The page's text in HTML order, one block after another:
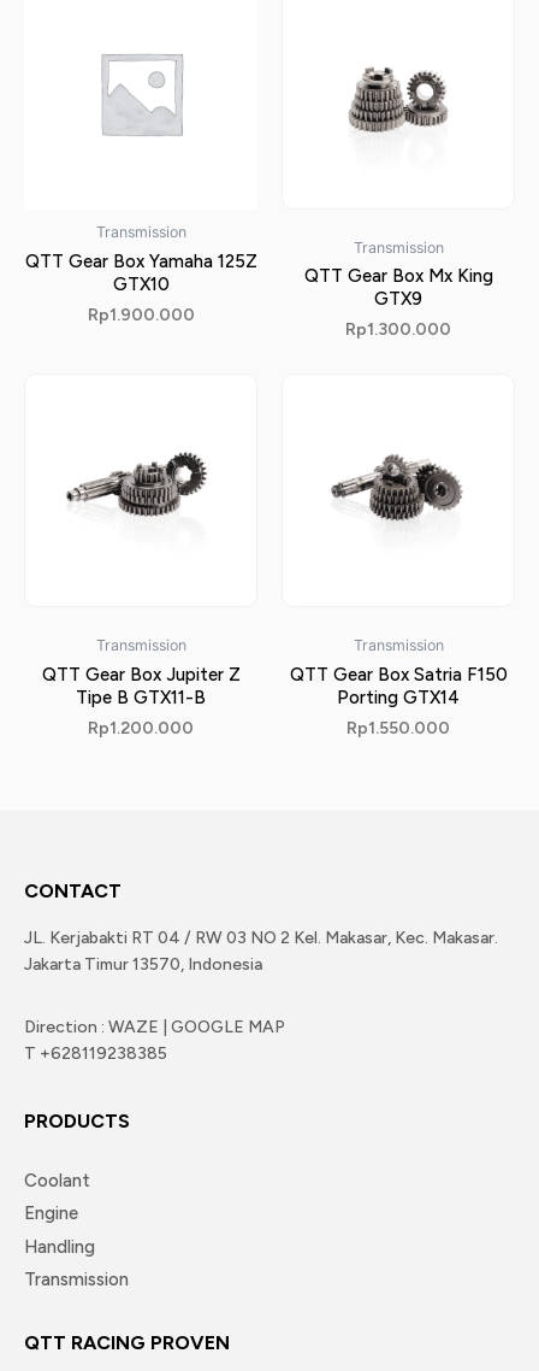
Transmission
QTT Gear Box Yamaha 125Z
GTX10
Rp1.900.000
Transmission
QTT Gear Box Mx King
GTX9
Rp1.300.000
Transmission
QTT Gear Box Jupiter Z
Tipe B GTX11-B
Rp1.200.000
Transmission
QTT Gear Box Satria F150
Porting GTX14
Rp1.550.000
CONTACT
JL. Kerjabakti RT 04 / RW 03 NO 2 Kel. Makasar, Kec. Makasar.
Jakarta Timur 13570, Indonesia
Direction : WAZE | GOOGLE MAP
T +628119238385
PRODUCTS
Coolant
Engine
Handling
Transmission
QTT RACING PROVEN